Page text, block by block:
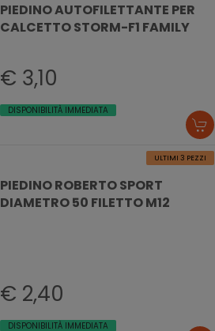
PIEDINO AUTOFILETTANTE PER
CALCETTO STORM-F1 FAMILY
€ 3,10
DISPONIBILITÀ IMMEDIATA
ULTIMI 3 PEZZI
PIEDINO ROBERTO SPORT
DIAMETRO 50 FILETTO M12
€ 2,40
DISPONIBILITÀ IMMEDIATA